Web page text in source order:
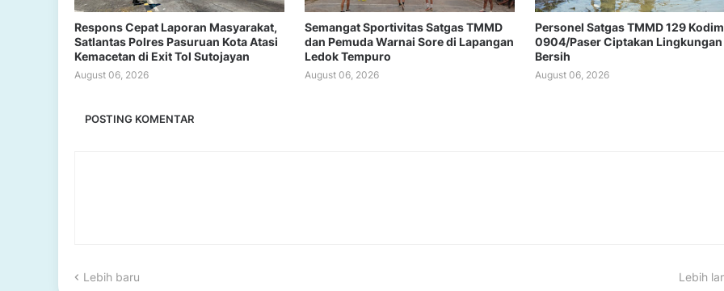
Respons Cepat Laporan Masyarakat,
Satlantas Polres Pasuruan Kota Atasi
Kemacetan di Exit Tol Sutojayan
August 06, 2026
Semangat Sportivitas Satgas TMMD
dan Pemuda Warnai Sore di Lapangan
Ledok Tempuro
August 06, 2026
Personel Satgas TMMD 129 Kodim
0904/Paser Ciptakan Lingkungan
Bersih
August 06, 2026
POSTING KOMENTAR
Lebih baru Lebih